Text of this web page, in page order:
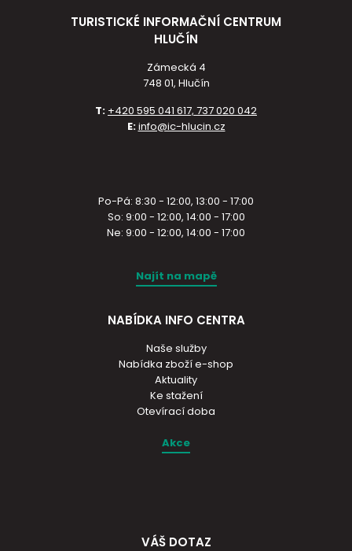
TURISTICKÉ INFORMAČNÍ CENTRUM
HLUČÍN
Zámecká 4
748 01, Hlučín
T: +420 595 041 617, 737 020 042
E:info@ic-hlucin.cz
Po-Pá: 8:30 - 12:00, 13:00 - 17:00
So: 9:00 - 12:00, 14:00 - 17:00
Ne: 9:00 - 12:00, 14:00 - 17:00
Najít na mapě
NABÍDKA INFO CENTRA
Naše služby
Nabídka zboží e-shop
Aktuality
Ke stažení
Otevírací doba
Akce
VÁŠ DOTAZ